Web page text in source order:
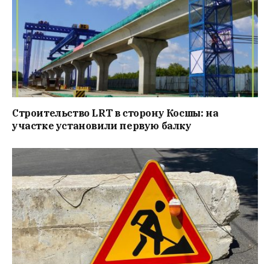
Строительство LRT в сторону Косшы: на
участке установили первую балку